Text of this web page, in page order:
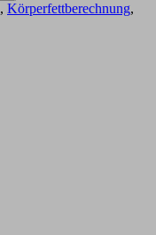
, Körperfettberechnung,